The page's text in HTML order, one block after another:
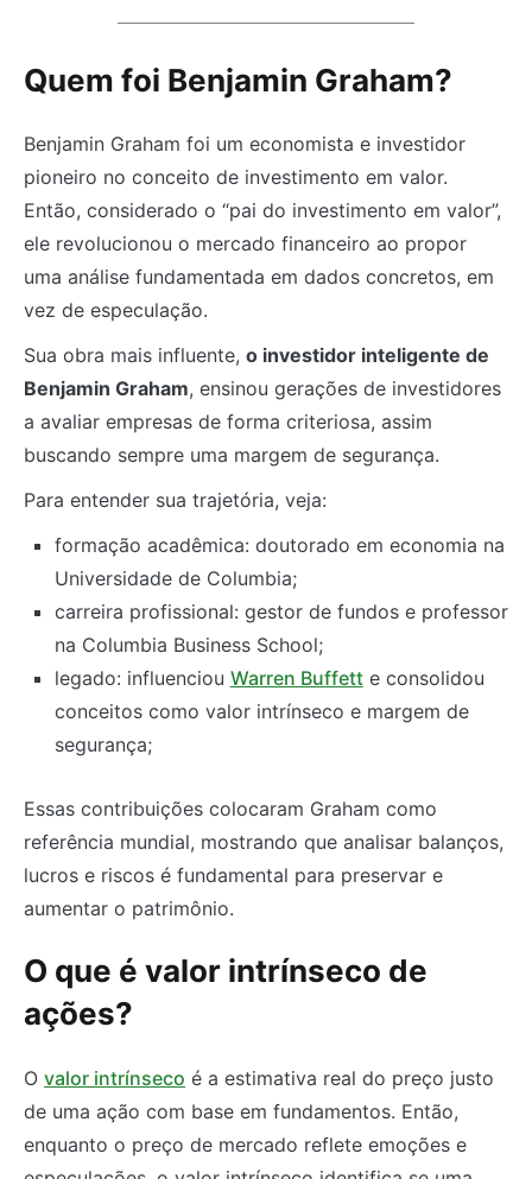
Quem foi Benjamin Graham?
Benjamin Graham foi um economista e investidor
pioneiro no conceito de investimento em valor.
Então, considerado o “pai do investimento em valor”,
ele revolucionou o mercado financeiro ao propor
uma análise fundamentada em dados concretos, em
vez de especulação.
Sua obra mais influente, o investidor inteligente de
Benjamin Graham, ensinou gerações de investidores
a avaliar empresas de forma criteriosa, assim
buscando sempre uma margem de segurança.
Para entender sua trajetória, veja:
formação acadêmica: doutorado em economia na
Universidade de Columbia;
carreira profissional: gestor de fundos e professor
na Columbia Business School;
legado: influenciou Warren Buffette consolidou
conceitos como valor intrínseco e margem de
segurança;
Essas contribuições colocaram Graham como
referência mundial, mostrando que analisar balanços,
lucros e riscos é fundamental para preservar e
aumentar o patrimônio.
O que é valor intrínseco de
ações?
O valor intrínseco é a estimativa real do preço justo
de uma ação com base em fundamentos. Então,
enquanto o preço de mercado reflete emoções e